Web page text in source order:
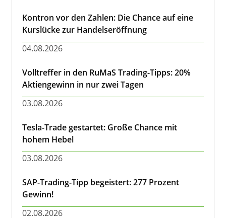
Kontron vor den Zahlen: Die Chance auf eine
Kurslücke zur Handelseröffnung
04.08.2026
Volltreffer in den RuMaS Trading-Tipps: 20%
Aktiengewinn in nur zwei Tagen
03.08.2026
Tesla-Trade gestartet: Große Chance mit
hohem Hebel
03.08.2026
SAP-Trading-Tipp begeistert: 277 Prozent
Gewinn!
02.08.2026